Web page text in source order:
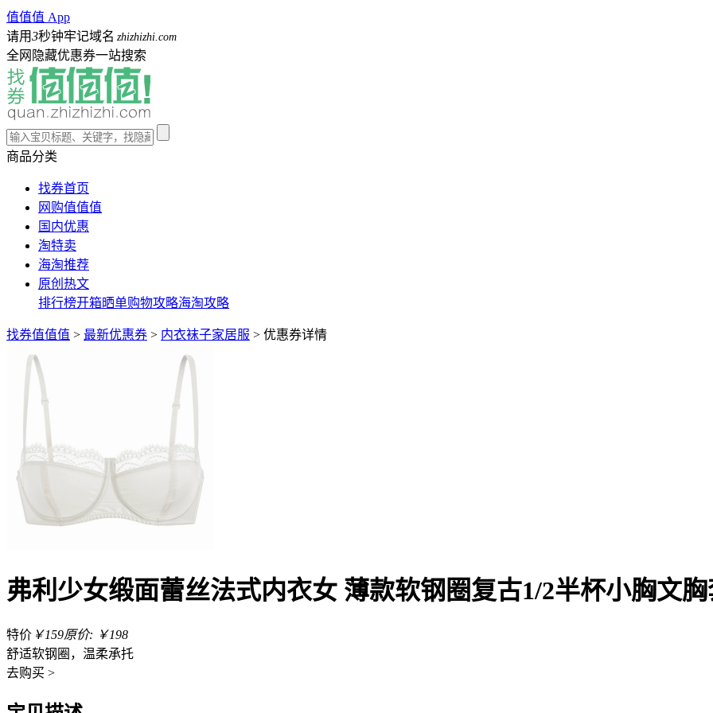
值值值 App
请用3秒钟牢记域名 zhizhizhi.com
全网隐藏优惠券一站搜索
商品分类
找券首页
网购值值值
国内优惠
淘特卖
海淘推荐
原创热文
排行榜开箱晒单购物攻略海淘攻略
找券值值值 > 最新优惠券 > 内衣袜子家居服 > 优惠券详情
弗利少女缎面蕾丝法式内衣女 薄款软钢圈复古1/2半杯小胸文
特价 ￥159原价: ￥198
舒适软钢圈，温柔承托
去购买 >